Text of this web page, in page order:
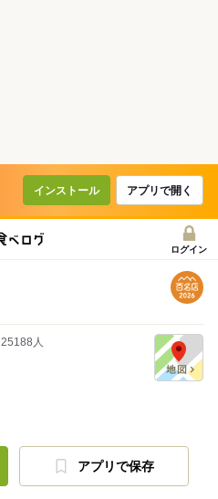
インストール アプリで開く
ログイン
25188 人
アプリで保存